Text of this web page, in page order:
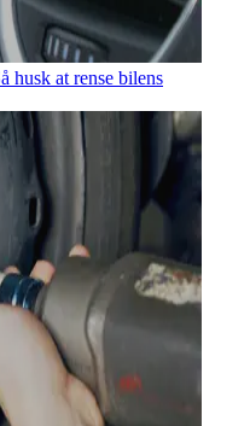
husk at rense bilens